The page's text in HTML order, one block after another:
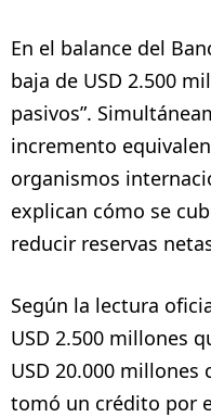
En el balance del
baja de USD 2.500
pasivos”.
incremento
organismos
explican cómo se
reducir reservas
Según la lectura
USD 2.500 millones
USD 20.000 millones
tomó un crédito por